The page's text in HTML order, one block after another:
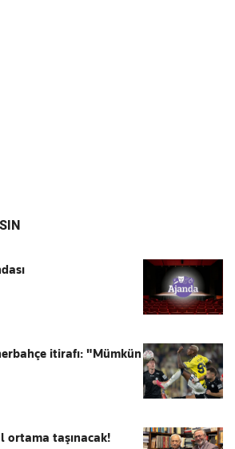
itirafı: "Mümkün
taşınacak!